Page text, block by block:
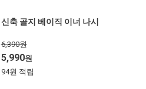
신축 골지 베이직 이너 나시
6,390원
5,990원
94원 적립